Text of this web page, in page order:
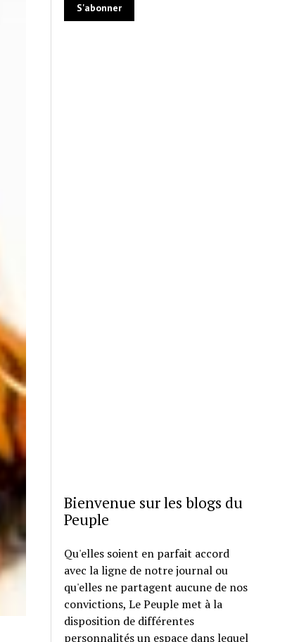
Bienvenue sur les blogs du
Peuple
Qu'elles soient en parfait accord
avec la ligne de notre journal ou
qu'elles ne partagent aucune de nos
convictions, Le Peuple met à la
disposition de différentes
personnalités un espace dans lequel